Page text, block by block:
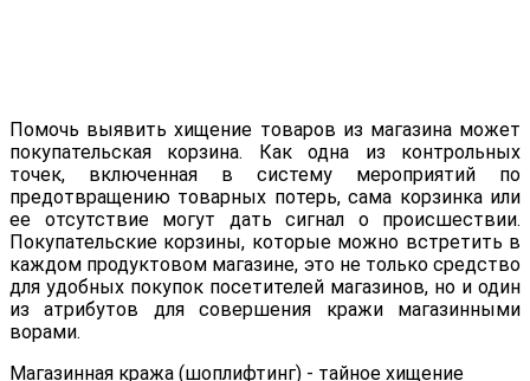
Помочь выявить хищение товаров из магазина может
покупательская корзина. Как одна из контрольных
точек, включенная в систему мероприятий по
предотвращению товарных потерь, сама корзинка или
ее отсутствие могут дать сигнал о происшествии.
Покупательские корзины, которые можно встретить в
каждом продуктовом магазине, это не только средство
для удобных покупок посетителей магазинов, но и один
из атрибутов для совершения кражи магазинными
ворами.
Магазинная кража (шоплифтинг) - тайное хищение